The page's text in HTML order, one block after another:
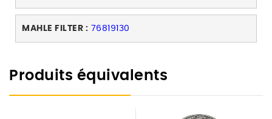
MAHLE FILTER : 76819130
Produits équivalents